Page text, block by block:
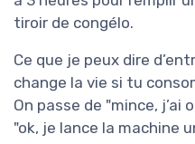
tiroir de congélo.
Ce que je peux dire
change la vie si tu
On passe de "mince, j’ai
"ok, je lance la machine